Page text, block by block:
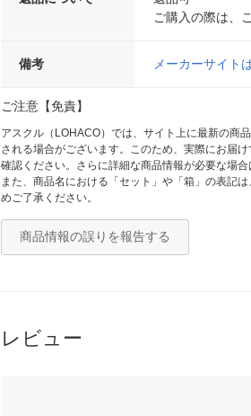
ご購入の際は、
備考 メーカーサイト
ご注意【免責】
アスクル（LOHACO）では、サイト上に最新の商
される場合がございます。このため、実際にお届
確認ください。さらに詳細な商品情報が必要な場
また、商品名における「セット」や「箱」の表記
めご了承ください。
商品情報の誤りを報告する
レビュー